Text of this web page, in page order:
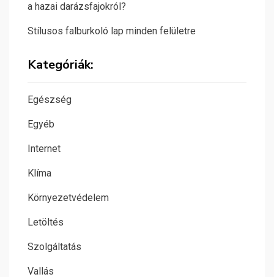
a hazai darázsfajokról?
Stílusos falburkoló lap minden felületre
Kategóriák:
Egészség
Egyéb
Internet
Klíma
Környezetvédelem
Letöltés
Szolgáltatás
Vallás